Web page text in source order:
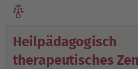
Heilpädagogisch
therapeutisches